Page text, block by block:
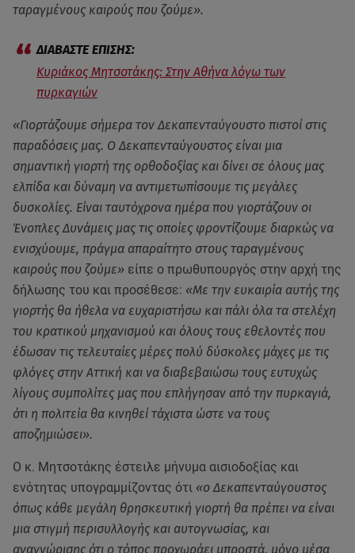
ταραγμένους καιρούς που ζούμε».
Κυριάκος Μητσοτάκης: Στην Αθήνα λόγω των
πυρκαγιών
«Γιορτάζουμε σήμερα τον Δεκαπενταύγουστο πιστοί στις
παραδόσεις μας. Ο Δεκαπενταύγουστος είναι μια
σημαντική γιορτή της ορθοδοξίας και δίνει σε όλους μας
ελπίδα και δύναμη να αντιμετωπίσουμε τις μεγάλες
δυσκολίες. Είναι ταυτόχρονα ημέρα που γιορτάζουν οι
Ένοπλες Δυνάμεις μας τις οποίες φροντίζουμε διαρκώς να
ενισχύουμε, πράγμα απαραίτητο στους ταραγμένους
καιρούς που ζούμε» είπε ο πρωθυπουργός στην αρχή της
δήλωσης του και προσέθεσε: «Με την ευκαιρία αυτής της
γιορτής θα ήθελα να ευχαριστήσω και πάλι όλα τα στελέχη
του κρατικού μηχανισμού και όλους τους εθελοντές που
έδωσαν τις τελευταίες μέρες πολύ δύσκολες μάχες με τις
φλόγες στην Αττική και να διαβεβαιώσω τους ευτυχώς
λίγους συμπολίτες μας που επλήγησαν από την πυρκαγιά,
ότι η πολιτεία θα κινηθεί τάχιστα ώστε να τους
αποζημιώσει».
Ο κ. Μητσοτάκης έστειλε μήνυμα αισιοδοξίας και
ενότητας υπογραμμίζοντας ότι «ο Δεκαπενταύγουστος
όπως κάθε μεγάλη θρησκευτική γιορτή θα πρέπει να είναι
μια στιγμή περισυλλογής και αυτογνωσίας, και
αναγνώρισης ότι ο τόπος προχωράει μπροστά, μόνο μέσα